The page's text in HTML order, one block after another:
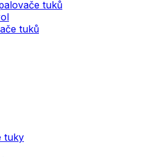
tuků
tuků
tuky